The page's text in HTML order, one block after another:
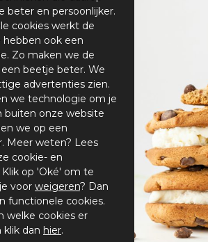
beter en persoonlijker.
cookies werkt de
ook een
Zo maken we de
beetje beter. We
advertenties zien.
we technologie om je
buiten onze website
we op een
Meer weten? Lees
cookie- en
op 'Oké' om te
voor weigeren? Dan
functionele cookies.
welke cookies er
dan hier.